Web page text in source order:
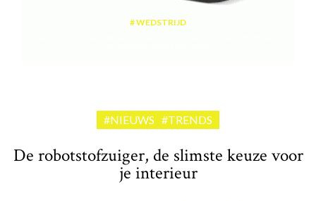
WEDSTRIJD
#NIEUWS #TRENDS
De robotstofzuiger, de slimste keuze voor
je interieur